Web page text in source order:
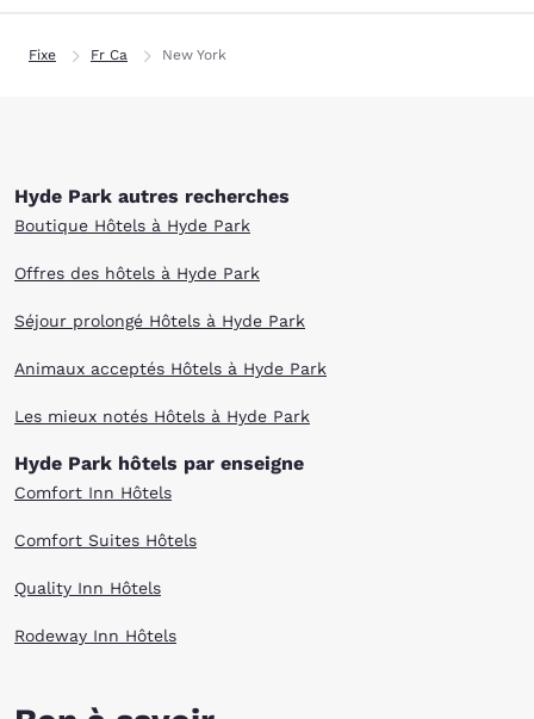
Fixe Fr Ca New York
Hyde Park autres recherches
Boutique Hôtels à Hyde Park
Offres des hôtels à Hyde Park
Séjour prolongé Hôtels à Hyde Park
Animaux acceptés Hôtels à Hyde Park
Les mieux notés Hôtels à Hyde Park
Hyde Park hôtels par enseigne
Comfort Inn Hôtels
Comfort Suites Hôtels
Quality Inn Hôtels
Rodeway Inn Hôtels